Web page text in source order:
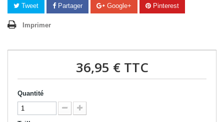
Tweet Partager Google+ Pinterest
Imprimer
36,95 €TTC
Quantité